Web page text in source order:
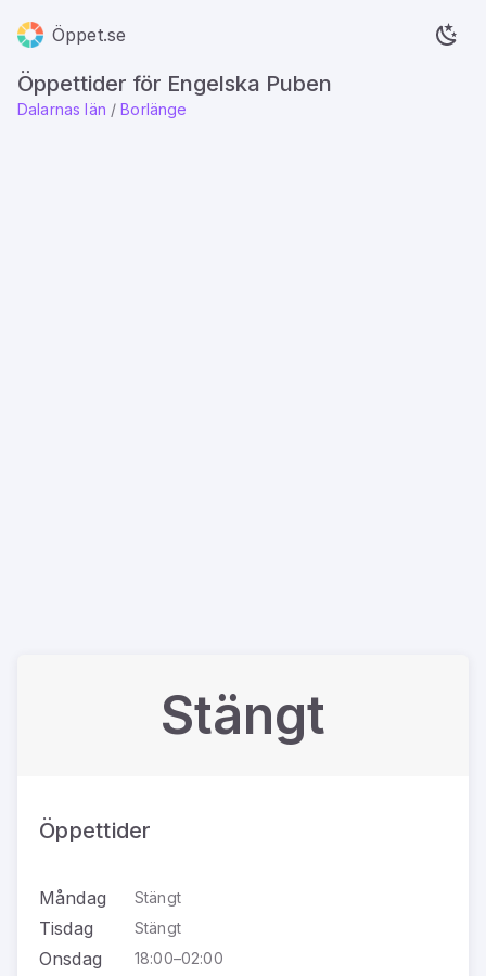
Öppet.se
Öppettider för Engelska Puben
Dalarnas län / Borlänge
Stängt
Öppettider
Måndag Stängt
Tisdag Stängt
Onsdag 18:00–02:00